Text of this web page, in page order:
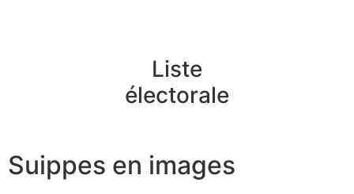
Liste
électorale
Suippes en images